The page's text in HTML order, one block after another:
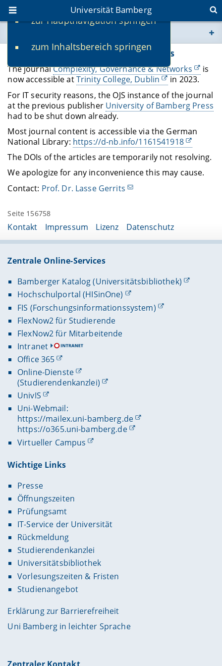
zur Hauptnavigation springen
zum Inhaltsbereich springen
Universität Bamberg
www.uni-bamberg.de
univis.uni-bamberg.de
fis.uni-bamberg.de
Complexity, Governance & Networks
The journalComplexity, Governance & Networks
is
now accessible atTrinity College, Dublin
in 2023.
For IT security reasons, the OJS instance of the journal
at the previous publisher University of Bamberg Press
had to be shut down already.
Most journal content is accessible via the German
National Library: https://d-nb.info/1161541918
The DOIs of the articles are temporarily not resolving.
We apologize for any inconvenience this may cause.
Contact: Prof. Dr. Lasse Gerrits
Seite 156758
Kontakt Impressum Lizenz Datenschutz
Zentrale Online-Services
Bamberger Katalog (Universitätsbibliothek)
Hochschulportal (HISinOne)
FIS (Forschungsinformationssystem)
FlexNow2 für Studierende
FlexNow2 für Mitarbeitende
Intranet
Office 365
Online-Dienste
(Studierendenkanzlei)
UnivIS
Uni-Webmail:
https://mailex.uni-bamberg.de
https://o365.uni-bamberg.de
Virtueller Campus
Wichtige Links
Presse
Öffnungszeiten
Prüfungsamt
IT-Service der Universität
Rückmeldung
Studierendenkanzlei
Universitätsbibliothek
Vorlesungszeiten & Fristen
Studienangebot
Erklärung zur Barrierefreiheit
Uni Bamberg in leichter Sprache